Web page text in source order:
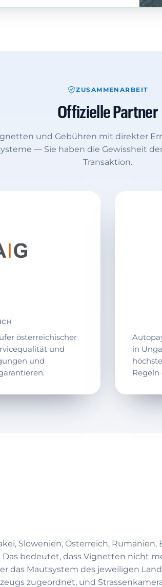
ZUSAMMENARBEIT
Offizielle Partner
und Gebühren mit direkter
— Sie haben die Gewissheit
Transaktion.
österreichischer
und
und
in
Regeln
Slowenien, Österreich,
bedeutet, dass Vignetten nicht
das Mautsystem des jeweiligen
zugeordnet, und